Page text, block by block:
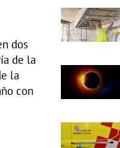
dos
de la
la
con